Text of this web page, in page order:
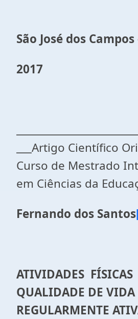
São José dos Campos
2017
___Artigo Científico
Curso de Mestrado
em Ciências da
Fernando dos Santos
ATIVIDADES FÍSICAS
QUALIDADE DE VIDA
REGULARMENTE